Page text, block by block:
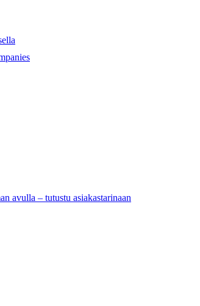
avulla – tutustu asiakastarinaan